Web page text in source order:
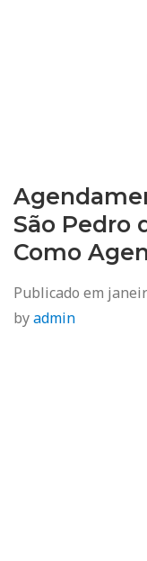
São Pedro
Como
Publicado em
byadmin